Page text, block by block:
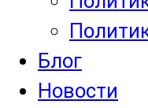
Блог
Новости